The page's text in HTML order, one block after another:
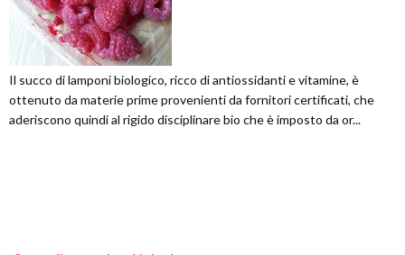
Il succo di lamponi biologico, ricco di antiossidanti e vitamine, è
ottenuto da materie prime provenienti da fornitori certificati, che
aderiscono quindi al rigido disciplinare bio che è imposto da or...